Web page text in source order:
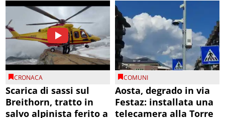
CRONACA
Scarica di sassi sul
Breithorn, tratto in
salvo alpinista ferito a
COMUNI
Aosta, degrado in via
Festaz: installata una
telecamera alla Torre